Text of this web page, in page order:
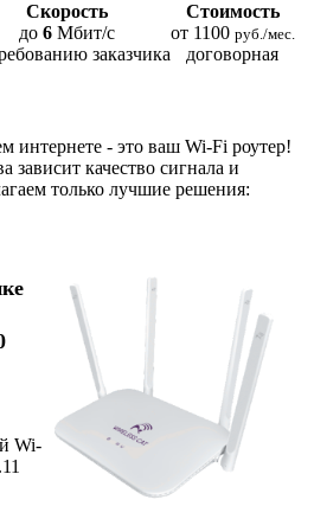
Скорость
Стоимость
до 6 Мбит/с от 1100 руб./мес.
заказчика договорная
интернете - это ваш Wi-Fi роутер!
зависит качество сигнала и
только лучшие решения:
Wi-